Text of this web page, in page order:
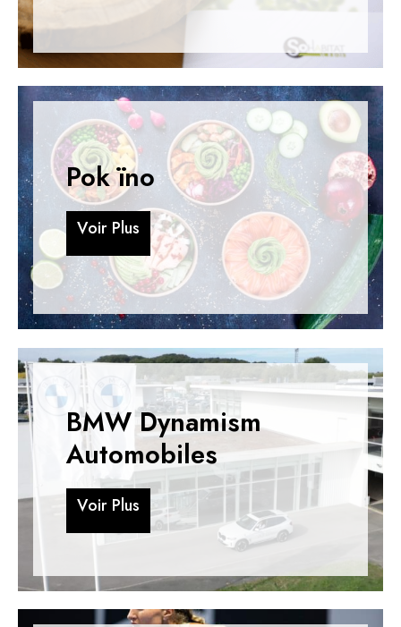
Pok ïno
Voir Plus
Voir Plus
BMW Dynamism
Automobiles
Voir Plus
Voir Plus